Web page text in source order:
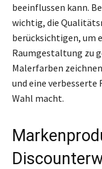
beeinflussen kann.
wichtig, die
berücksichtigen, um
Raumgestaltung zu
Malerfarben
und eine verbesserte
Wahl macht.